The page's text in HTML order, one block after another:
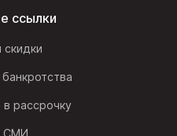
ссылки
скидки
в рассрочку